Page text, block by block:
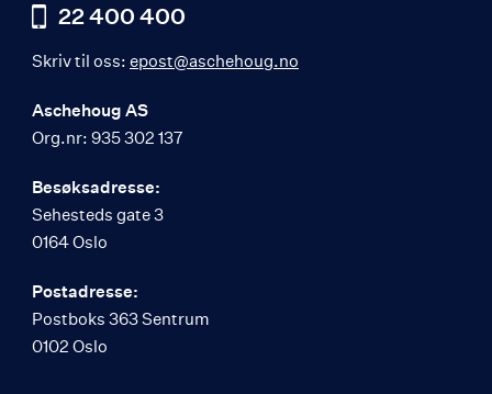
22 400 400
Skriv til oss: epost@aschehoug.no
Aschehoug AS
Org.nr: 935 302 137
Besøksadresse:
Sehesteds gate 3
0164 Oslo
Postadresse:
Postboks 363 Sentrum
0102 Oslo